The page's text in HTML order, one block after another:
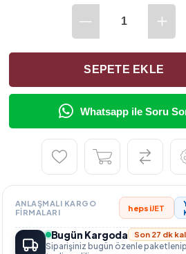
Whatsapp ile Soru
ANLAŞMALI KARGO
FIRMALARI
hepsiJET
Bugün Kargoda Son 27 dk
Siparişiniz bugün özenle